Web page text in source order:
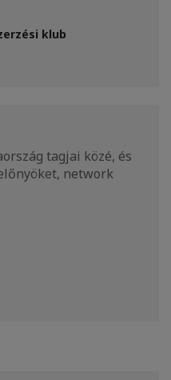
klub
tagjai közé, és
network